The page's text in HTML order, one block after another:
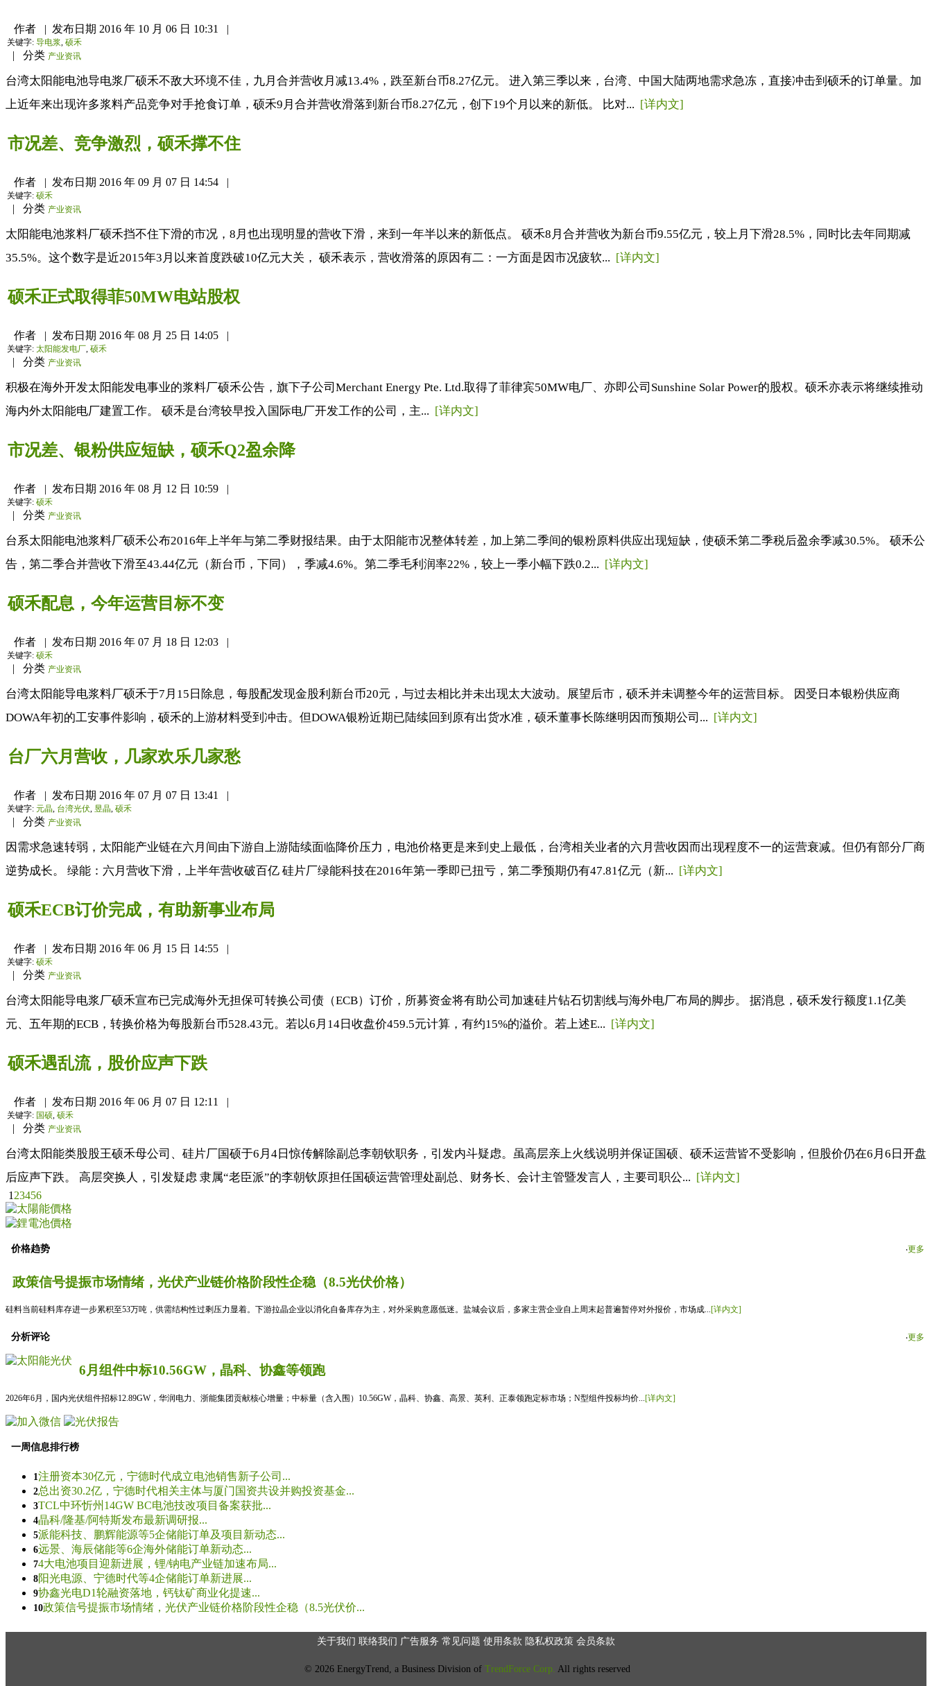
作者 | 发布日期 2016 年 10 月 06 日 10:31 |
关键字: 导电浆, 硕禾
| 分类 产业资讯
台湾太阳能电池导电浆厂硕禾不敌大环境不佳，九月合并营收月减13.4%，跌至新台币8.27亿元。 进入第三季以来，台湾、中国大陆两地需求急冻，直接冲击到硕禾的订单量。加
上近年来出现许多浆料产品竞争对手抢食订单，硕禾9月合并营收滑落到新台币8.27亿元，创下19个月以来的新低。 比对... [详内文]
市况差、竞争激烈，硕禾撑不住
作者 | 发布日期 2016 年 09 月 07 日 14:54 |
关键字: 硕禾
| 分类 产业资讯
太阳能电池浆料厂硕禾挡不住下滑的市况，8月也出现明显的营收下滑，来到一年半以来的新低点。 硕禾8月合并营收为新台币9.55亿元，较上月下滑28.5%，同时比去年同期减
35.5%。这个数字是近2015年3月以来首度跌破10亿元大关， 硕禾表示，营收滑落的原因有二：一方面是因市况疲软... [详内文]
硕禾正式取得菲50MW电站股权
作者 | 发布日期 2016 年 08 月 25 日 14:05 |
关键字: 太阳能发电厂, 硕禾
| 分类 产业资讯
积极在海外开发太阳能发电事业的浆料厂硕禾公告，旗下子公司Merchant Energy Pte. Ltd.取得了菲律宾50MW电厂、亦即公司Sunshine Solar Power的股权。硕禾亦表示将继续推动
海内外太阳能电厂建置工作。 硕禾是台湾较早投入国际电厂开发工作的公司，主... [详内文]
市况差、银粉供应短缺，硕禾Q2盈余降
作者 | 发布日期 2016 年 08 月 12 日 10:59 |
关键字: 硕禾
| 分类 产业资讯
台系太阳能电池浆料厂硕禾公布2016年上半年与第二季财报结果。由于太阳能市况整体转差，加上第二季间的银粉原料供应出现短缺，使硕禾第二季税后盈余季减30.5%。 硕禾公
告，第二季合并营收下滑至43.44亿元（新台币，下同），季减4.6%。第二季毛利润率22%，较上一季小幅下跌0.2... [详内文]
硕禾配息，今年运营目标不变
作者 | 发布日期 2016 年 07 月 18 日 12:03 |
关键字: 硕禾
| 分类 产业资讯
台湾太阳能导电浆料厂硕禾于7月15日除息，每股配发现金股利新台币20元，与过去相比并未出现太大波动。展望后市，硕禾并未调整今年的运营目标。 因受日本银粉供应商
DOWA年初的工安事件影响，硕禾的上游材料受到冲击。但DOWA银粉近期已陆续回到原有出货水准，硕禾董事长陈继明因而预期公司... [详内文]
台厂六月营收，几家欢乐几家愁
作者 | 发布日期 2016 年 07 月 07 日 13:41 |
关键字: 元晶, 台湾光伏, 昱晶, 硕禾
| 分类 产业资讯
因需求急速转弱，太阳能产业链在六月间由下游自上游陆续面临降价压力，电池价格更是来到史上最低，台湾相关业者的六月营收因而出现程度不一的运营衰减。但仍有部分厂商
逆势成长。 绿能：六月营收下滑，上半年营收破百亿 硅片厂绿能科技在2016年第一季即已扭亏，第二季预期仍有47.81亿元（新... [详内文]
硕禾ECB订价完成，有助新事业布局
作者 | 发布日期 2016 年 06 月 15 日 14:55 |
关键字: 硕禾
| 分类 产业资讯
台湾太阳能导电浆厂硕禾宣布已完成海外无担保可转换公司债（ECB）订价，所募资金将有助公司加速硅片钻石切割线与海外电厂布局的脚步。 据消息，硕禾发行额度1.1亿美
元、五年期的ECB，转换价格为每股新台币528.43元。若以6月14日收盘价459.5元计算，有约15%的溢价。若上述E... [详内文]
硕禾遇乱流，股价应声下跌
作者 | 发布日期 2016 年 06 月 07 日 12:11 |
关键字: 国硕, 硕禾
| 分类 产业资讯
台湾太阳能类股股王硕禾母公司、硅片厂国硕于6月4日惊传解除副总李朝钦职务，引发内斗疑虑。虽高层亲上火线说明并保证国硕、硕禾运营皆不受影响，但股价仍在6月6日开盘
后应声下跌。 高层突换人，引发疑虑 隶属“老臣派”的李朝钦原担任国硕运营管理处副总、财务长、会计主管暨发言人，主要司职公... [详内文]
1 23456
价格趋势 ‧更多
政策信号提振市场情绪，光伏产业链价格阶段性企稳（8.5光伏价格）
硅料当前硅料库存进一步累积至53万吨，供需结构性过剩压力显着。下游拉晶企业以消化自备库存为主，对外采购意愿低迷。盐城会议后，多家主营企业自上周末起普遍暂停对外报价，市场成...[详内文]
分析评论 ‧更多
6月组件中标10.56GW，晶科、协鑫等领跑
2026年6月，国内光伏组件招标12.89GW，华润电力、浙能集团贡献核心增量；中标量（含入围）10.56GW，晶科、协鑫、高景、英利、正泰领跑定标市场；N型组件投标均价... [详内文]
一周信息排行榜
1注册资本30亿元，宁德时代成立电池销售新子公司...
2总出资30.2亿，宁德时代相关主体与厦门国资共设并购投资基金...
3TCL中环忻州14GW BC电池技改项目备案获批...
4晶科/隆基/阿特斯发布最新调研报...
5派能科技、鹏辉能源等5企储能订单及项目新动态...
6远景、海辰储能等6企海外储能订单新动态...
74大电池项目迎新进展，锂/钠电产业链加速布局...
8阳光电源、宁德时代等4企储能订单新进展...
9协鑫光电D1轮融资落地，钙钛矿商业化提速...
10政策信号提振市场情绪，光伏产业链价格阶段性企稳（8.5光伏价...
关于我们 联络我们 广告服务 常见问题 使用条款 隐私权政策 会员条款
© 2026 EnergyTrend, a Business Division of TrendForce Corp. All rights reserved